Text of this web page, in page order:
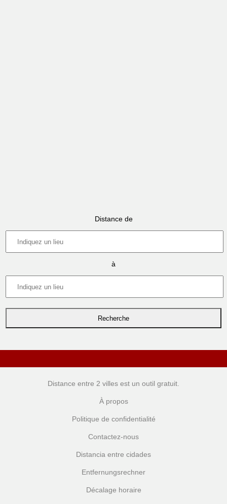
Distance de
à
Distance entre 2 villes est un outil gratuit.
À propos
Politique de confidentialité
Contactez-nous
Distancia entre cidades
Entfernungsrechner
Décalage horaire